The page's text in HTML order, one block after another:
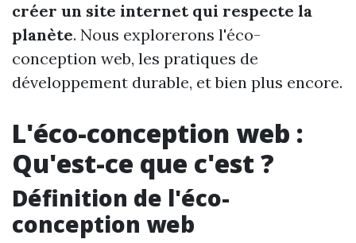
créer un site internet qui respecte la
planète. Nous explorerons l'éco-
conception web, les pratiques de
développement durable, et bien plus encore.
L'éco-conception web :
Qu'est-ce que c'est ?
Définition de l'éco-
conception web